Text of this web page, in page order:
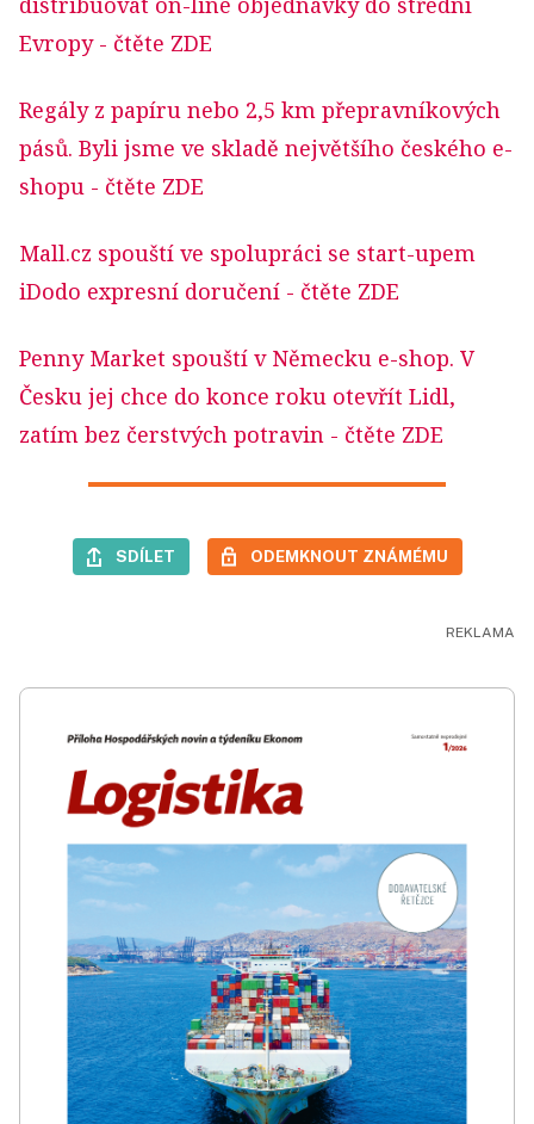
Evropy- čtěte ZDE
Regály z papíru nebo 2,5 km přepravníkových
pásů. Byli jsme ve skladě největšího českého e-
shopu - čtěte ZDE
Mall.cz spouští ve spolupráci se start-upem
iDodo expresní doručení - čtěte ZDE
Penny Market spouští v Německu e-shop. V
Česku jej chce do konce roku otevřít Lidl,
zatím bez čerstvých potravin - čtěte ZDE
SDÍLET ODEMKNOUT ZNÁMÉMU